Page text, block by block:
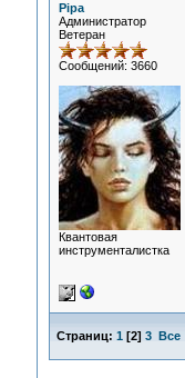
Pipa
Администратор
Ветеран
Сообщений: 3660
Квантовая
инструменталистка
Страниц: 1 [2] 3 Все